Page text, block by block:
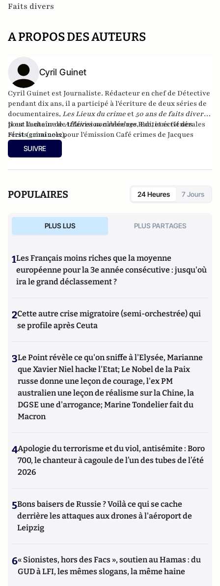
Faits divers
A PROPOS DES AUTEURS
Cyril Guinet
Cyril Guinet est Journaliste. Rédacteur en chef de Détective
pendant dix ans, il a participé à l'écriture de deux séries de
documentaires, Les Lieux du crime et50 ans de faits divers,
pour la chaîne de télévision câblée 13e Rue, et écrit des
récits criminels pour l'émission Café crimes de Jacques
Pradel sur Europe 1.
Il est l'auteur deAffaires non résolues, Editions Générales
First (3 mai 2012).
SUIVRE
POPULAIRES 24 Heures 7 Jours
PLUS LUS PLUS PARTAGES
1Les Français moins riches que la moyenne
européenne pour la 3e année consécutive : jusqu'où
ira le grand déclassement ?
2Cette autre crise migratoire (semi-orchestrée) qui
se profile après Ceuta
3Le Point révèle ce qu'on sniffe à l'Elysée, Marianne
que Xavier Niel hacke l'Etat; Le Nobel de la Paix
russe donne une leçon de courage, l'ex PM
australien une leçon de réalisme sur la Chine, la
DGSE une d'arrogance; Marine Tondelier fait du
Macron
4Apologie du terrorisme et du viol, antisémite : Boro
700, le chanteur à cagoule de l’un des tubes de l’été
2026
5Bons baisers de Russie ? Voilà ce qui se cache
derrière les attaques aux drones à l'aéroport de
Leipzig
6« Sionistes, hors des Facs », soutien au Hamas : du
GUD à LFI, les mêmes slogans, la même haine